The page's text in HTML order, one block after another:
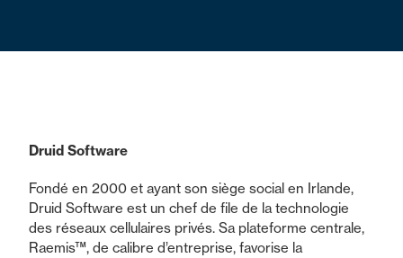
Druid Software
Fondé en 2000 et ayant son siège social en Irlande,
Druid Software est un chef de file de la technologie
des réseaux cellulaires privés. Sa plateforme centrale,
Raemis™, de calibre d’entreprise, favorise la